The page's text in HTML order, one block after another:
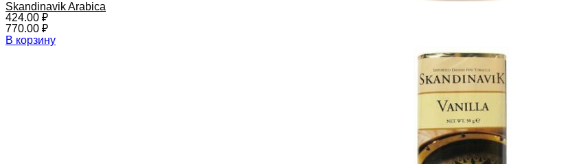
Skandinavik Arabica
424.00 ₽
770.00 ₽
В корзину